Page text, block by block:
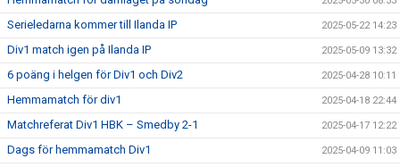
Serieledarna kommer till Ilanda IP 2025-05-22 14:23
Div1 match igen på Ilanda IP 2025-05-09 13:32
6 poäng i helgen för Div1 och Div2 2025-04-28 10:11
Hemmamatch för div1 2025-04-18 22:44
Matchreferat Div1 HBK – Smedby 2-1 2025-04-17 12:22
Dags för hemmamatch Div1 2025-04-09 11:03